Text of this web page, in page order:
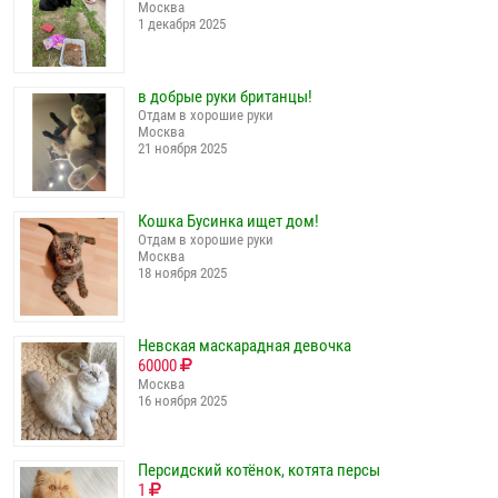
Москва
1 декабря 2025
в добрые руки британцы!
Отдам в хорошие руки
Москва
21 ноября 2025
Кошка Бусинка ищет дом!
Отдам в хорошие руки
Москва
18 ноября 2025
Невская маскарадная девочка
60000
Москва
16 ноября 2025
Персидский котёнок, котята персы
1